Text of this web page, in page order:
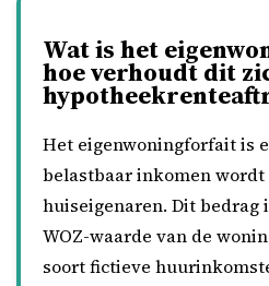
Wat is het
hoe verhoudt dit
Het eigenwoningforfait is
belastbaar inkomen
huiseigenaren. Dit bedrag
WOZ-waarde van de
soort fictieve